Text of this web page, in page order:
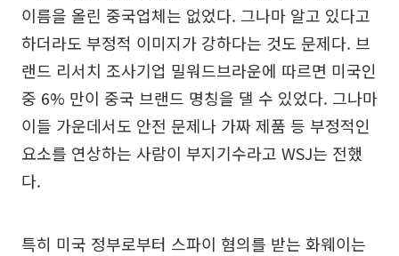
이름을 올린 중국업체는 없었다. 그나마 알고 있다고
하더라도 부정적 이미지가 강하다는 것도 문제다. 브
랜드 리서치 조사기업 밀워드브라운에 따르면 미국인
중 6% 만이 중국 브랜드 명칭을 댈 수 있었다. 그나마
이들 가운데서도 안전 문제나 가짜 제품 등 부정적인
요소를 연상하는 사람이 부지기수라고 WSJ는 전했
다.
특히 미국 정부로부터 스파이 혐의를 받는 화웨이는